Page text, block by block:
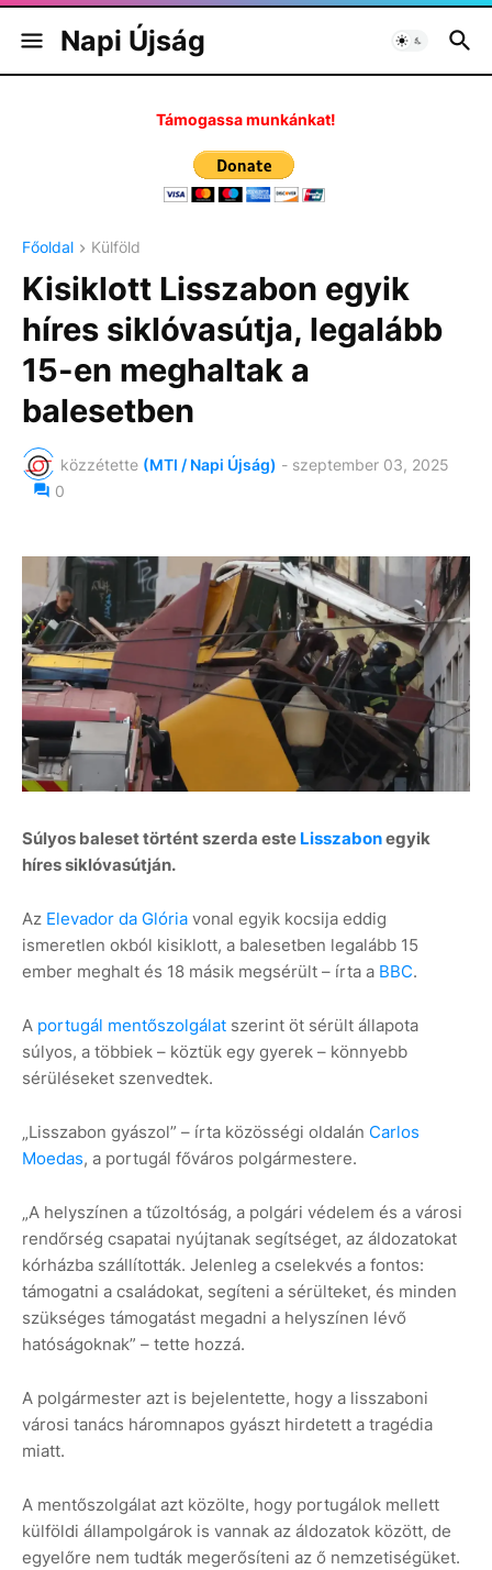
Napi Újság
Támogassa munkánkat!
Főoldal Külföld
Kisiklott Lisszabon egyik
híres siklóvasútja, legalább
15-en meghaltak a
balesetben
közzétette (MTI / Napi Újság) - szeptember 03, 2025
0
Súlyos baleset történt szerda este Lisszabonegyik
híres siklóvasútján.
Az Elevador da Glória vonal egyik kocsija eddig
ismeretlen okból kisiklott, a balesetben legalább 15
ember meghalt és 18 másik megsérült – írta a BBC.
A portugál mentőszolgálat szerint öt sérült állapota
súlyos, a többiek – köztük egy gyerek – könnyebb
sérüléseket szenvedtek.
„Lisszabon gyászol” – írta közösségi oldalán Carlos
Moedas, a portugál főváros polgármestere.
„A helyszínen a tűzoltóság, a polgári védelem és a városi
rendőrség csapatai nyújtanak segítséget, az áldozatokat
kórházba szállították. Jelenleg a cselekvés a fontos:
támogatni a családokat, segíteni a sérülteket, és minden
szükséges támogatást megadni a helyszínen lévő
hatóságoknak” – tette hozzá.
A polgármester azt is bejelentette, hogy a lisszaboni
városi tanács háromnapos gyászt hirdetett a tragédia
miatt.
A mentőszolgálat azt közölte, hogy portugálok mellett
külföldi állampolgárok is vannak az áldozatok között, de
egyelőre nem tudták megerősíteni az ő nemzetiségüket.